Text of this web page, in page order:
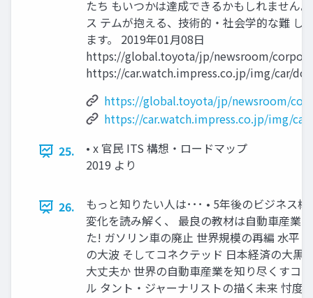
たち もいつかは達成できるかもしれません
ス テムが抱える、技術的・社会学的な難 し
ます。 2019年01月08日
https://global.toyota/jp/newsroom/
https://car.watch.impress.co.jp/img/car/
https://global.toyota/jp/newsroom/
https://car.watch.impress.co.jp/img/
25.
• x 官民 ITS 構想・ロードマップ
2019 より
26.
もっと知りたい人は･･･ • 5年後のビジネス構
変化を読み解く、 最良の教材は自動車産業
た! ガソリン車の廃止 世界規模の再編 水平
の大波 そしてコネクテッド 日本経済の大黒
大丈夫か 世界の自動車産業を知り尽くすコ
ル タント・ジャーナリストの描く未来 忖度